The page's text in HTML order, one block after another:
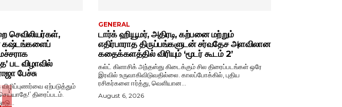
செவிலியர்கள்,
கஷ்டங்களைப்
பட விழாவில்
பேச்சு
ஏற்படுத்தும்
திரைப்படம்.
GENERAL
டார்க் ஹியூமர், அதிரடி, கற்பனை மற்றும்
எதிர்பாராத திருப்பங்களுடன் சர்வதேச அளவிலான
கதைக்களத்தில் விரியும் ‘மூடர் கூடம் 2’
கல்ட் கிளாசிக் அந்தஸ்து கிடைக்கும் சில திரைப்படங்கள் ஒரே
இரவில் உருவாகிவிடுவதில்லை. காலப்போக்கில், புதிய
ரசிகர்களை ஈர்த்து, வெளியான...
August 6, 2026